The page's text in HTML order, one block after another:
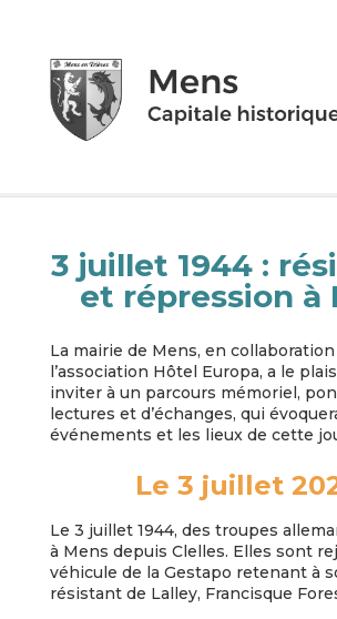
3 juillet 1944 :
et répression à
La mairie de Mens, en collaboration
l’association Hôtel Europa, a le
inviter à un parcours mémoriel,
lectures et d’échanges, qui
événements et les lieux de cette
Le 3 juillet
Le 3 juillet 1944, des troupes
à Mens depuis Clelles. Elles sont
véhicule de la Gestapo retenant à
résistant de Lalley, Francisque